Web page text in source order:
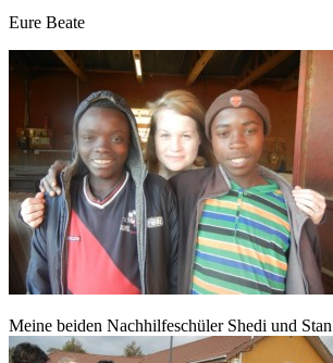
Eure Beate
Meine beiden Nachhilfeschüler Shedi und Stan